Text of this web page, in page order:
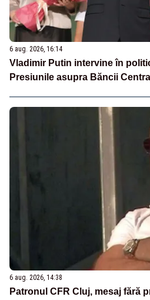
6 aug. 2026, 16:14
Vladimir Putin intervine în
Presiunile asupra Băncii
6 aug. 2026, 14:38
Patronul CFR Cluj, mesaj fără